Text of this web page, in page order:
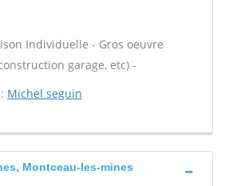
Individuelle - Gros oeuvre
garage, etc) -
Michel seguin
Montceau-les-mines